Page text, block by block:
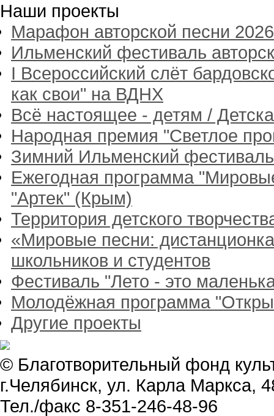
Наши проекты
Марафон авторской песни
Ильменский фестиваль
I Всероссийский слёт
как свои" на ВДНХ
Всё настоящее - детям /
Народная премия "Светлое
Зимний Ильменский фестиваль
Ежегодная программа
"Артек" (Крым)
Территория детского
«Мировые песни:
школьников и студентов
Фестиваль "Лето - это
Молодёжная программа
Другие проекты
© Благотворительный фонд
г.Челябинск, ул. Карла Маркса,
Тел./факс 8-351-246-48-96